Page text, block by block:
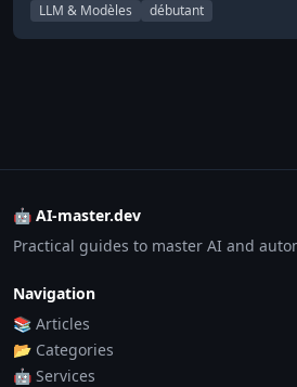
LLM & Modèles débutant
🤖 AI-master.dev
Practical guides to master AI and
Navigation
📚 Articles
📂 Categories
🤖 Services